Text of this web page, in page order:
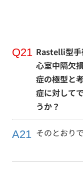
Rastelli型手
心室中隔欠
症の極型と
症に対して
うか？
そのとおりで